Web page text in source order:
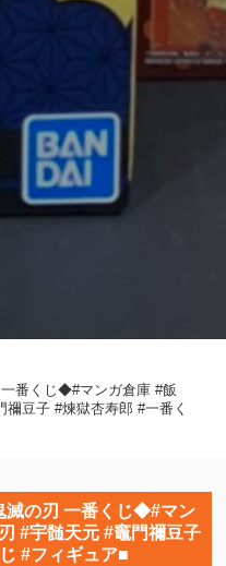
番くじ◆#マンガ倉庫 #飯
豆子 #煉獄杏寿郎 #一番く
の刃 一番くじ◆#マン
#宇髄天元 #竈門禰豆子
#フィギュア■